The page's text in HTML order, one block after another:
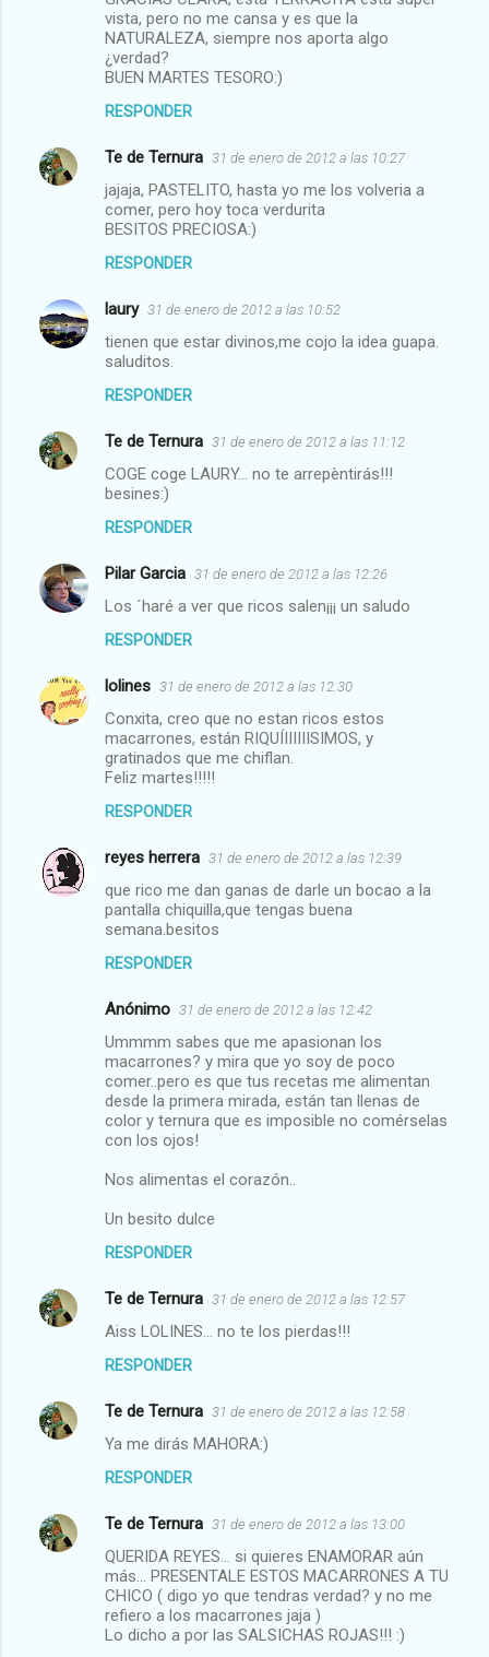
vista, pero no me cansa y es que la
NATURALEZA, siempre nos aporta algo
¿verdad?
BUEN MARTES TESORO:)
RESPONDER
Te de Ternura 31 de enero de 2012 a las 10:27
jajaja, PASTELITO, hasta yo me los volveria a
comer, pero hoy toca verdurita
BESITOS PRECIOSA:)
RESPONDER
laury 31 de enero de 2012 a las 10:52
tienen que estar divinos,me cojo la idea guapa.
saluditos.
RESPONDER
Te de Ternura 31 de enero de 2012 a las 11:12
COGE coge LAURY... no te arrepèntirás!!!
besines:)
RESPONDER
Pilar Garcia 31 de enero de 2012 a las 12:26
Los ´haré a ver que ricos salen¡¡¡ un saludo
RESPONDER
lolines 31 de enero de 2012 a las 12:30
Conxita, creo que no estan ricos estos
macarrones, están RIQUÍIIIIIISIMOS, y
gratinados que me chiflan.
Feliz martes!!!!!
RESPONDER
reyes herrera 31 de enero de 2012 a las 12:39
que rico me dan ganas de darle un bocao a la
pantalla chiquilla,que tengas buena
semana.besitos
RESPONDER
Anónimo 31 de enero de 2012 a las 12:42
Ummmm sabes que me apasionan los
macarrones? y mira que yo soy de poco
comer..pero es que tus recetas me alimentan
desde la primera mirada, están tan llenas de
color y ternura que es imposible no comérselas
con los ojos!
Nos alimentas el corazón..
Un besito dulce
RESPONDER
Te de Ternura 31 de enero de 2012 a las 12:57
Aiss LOLINES... no te los pierdas!!!
RESPONDER
Te de Ternura 31 de enero de 2012 a las 12:58
Ya me dirás MAHORA:)
RESPONDER
Te de Ternura 31 de enero de 2012 a las 13:00
QUERIDA REYES... si quieres ENAMORAR aún
más... PRESENTALE ESTOS MACARRONES A TU
CHICO ( digo yo que tendras verdad? y no me
refiero a los macarrones jaja )
Lo dicho a por las SALSICHAS ROJAS!!! :)